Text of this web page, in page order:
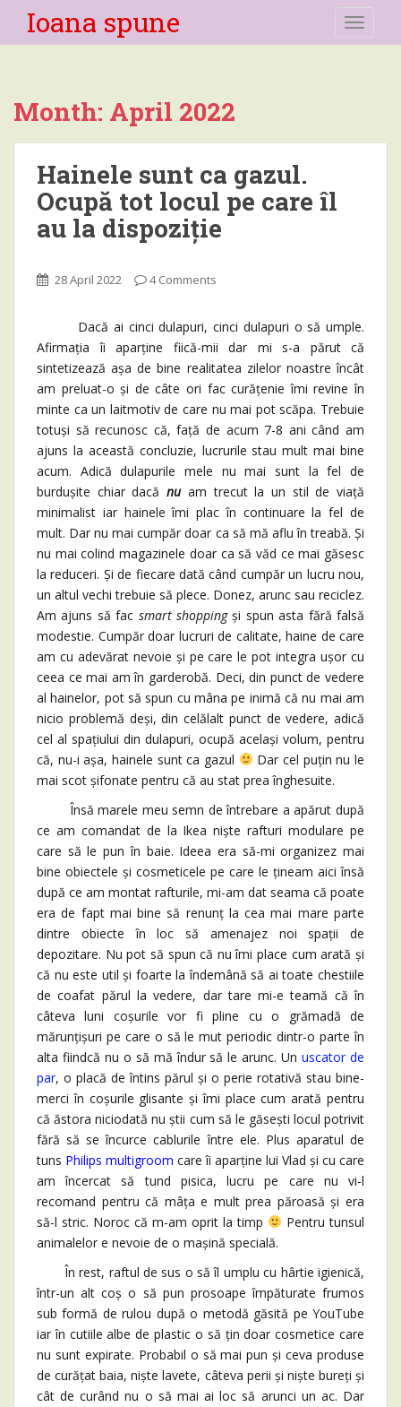
Ioana spune
Month: April 2022
Hainele sunt ca gazul.
Ocupă tot locul pe care îl
au la dispoziție
28 April 2022 4 Comments
Dacă ai cinci dulapuri, cinci dulapuri o să umple.
Afirmația îi aparține fiică-mii dar mi s-a părut că
sintetizează așa de bine realitatea zilelor noastre încât
am preluat-o și de câte ori fac curățenie îmi revine în
minte ca un laitmotiv de care nu mai pot scăpa. Trebuie
totuși să recunosc că, față de acum 7-8 ani când am
ajuns la această concluzie, lucrurile stau mult mai bine
acum. Adică dulapurile mele nu mai sunt la fel de
burdușite chiar dacănuam trecut la un stil de viață
minimalist iar hainele îmi plac în continuare la fel de
mult. Dar nu mai cumpăr doar ca să mă aflu în treabă. Și
nu mai colind magazinele doar ca să văd ce mai găsesc
la reduceri. Și de fiecare dată când cumpăr un lucru nou,
un altul vechi trebuie să plece. Donez, arunc sau reciclez.
Am ajuns să fac smart shoppingși spun asta fără falsă
modestie. Cumpăr doar lucruri de calitate, haine de care
am cu adevărat nevoie și pe care le pot integra ușor cu
ceea ce mai am în garderobă. Deci, din punct de vedere
al hainelor, pot să spun cu mâna pe inimă că nu mai am
nicio problemă deși, din celălalt punct de vedere, adică
cel al spațiului din dulapuri, ocupă același volum, pentru
că, nu-i așa, hainele sunt ca gazul
Dar cel puțin nu le
mai scot șifonate pentru că au stat prea înghesuite.
Însă marele meu semn de întrebare a apărut după
ce am comandat de la Ikea niște rafturi modulare pe
care să le pun în baie. Ideea era să-mi organizez mai
bine obiectele și cosmeticele pe care le țineam aici însă
după ce am montat rafturile, mi-am dat seama că poate
era de fapt mai bine să renunț la cea mai mare parte
dintre obiecte în loc să amenajez noi spații de
depozitare. Nu pot să spun că nu îmi place cum arată și
că nu este util și foarte la îndemână să ai toate chestiile
de coafat părul la vedere, dar tare mi-e teamă că în
câteva luni coșurile vor fi pline cu o grămadă de
mărunțișuri pe care o să le mut periodic dintr-o parte în
alta fiindcă nu o să mă îndur să le arunc. Unuscator de
par, o placă de întins părul și o perie rotativă stau bine-
merci în coșurile glisante și îmi place cum arată pentru
că ăstora niciodată nu știi cum să le găsești locul potrivit
fără să se încurce cablurile între ele. Plus aparatul de
tuns Philips multigroom care îi aparține lui Vlad și cu care
am încercat să tund pisica, lucru pe care nu vi-l
recomand pentru că mâța e mult prea păroasă și era
să-l stric. Noroc că m-am oprit la timp
Pentru tunsul
animalelor e nevoie de o mașină specială.
În rest, raftul de sus o să îl umplu cu hârtie igienică,
într-un alt coș o să pun prosoape împăturate frumos
sub formă de rulou după o metodă găsită pe YouTube
iar în cutiile albe de plastic o să țin doar cosmetice care
nu sunt expirate. Probabil o să mai pun și ceva produse
de curățat baia, niște lavete, câteva perii și niște bureți și
cât de curând nu o să mai ai loc să arunci un ac. Dar